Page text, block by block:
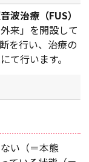
波治療（FUS）
来」を開設して
を行い、治療の
て行います。
い（＝本態